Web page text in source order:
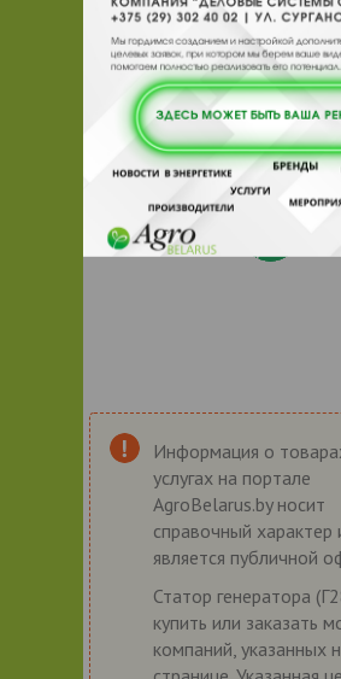
Информация о
услугах на портале
AgroBelarus.by носит
справочный характер
является публичной
Статор генератора
купить или заказать
компаний, указанных